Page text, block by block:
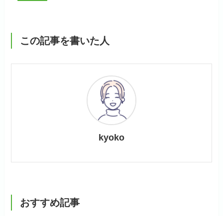
この記事を書いた人
kyoko
おすすめ記事